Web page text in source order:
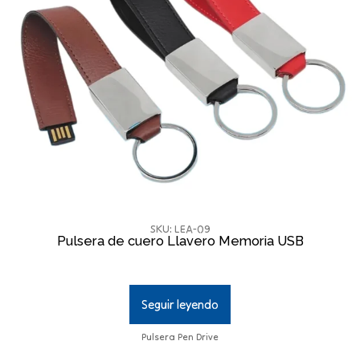
SKU: LEA-09
Pulsera de cuero Llavero Memoria USB
Seguir leyendo
Pulsera Pen Drive